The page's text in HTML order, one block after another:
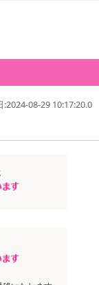
場。
モン＋アセロラ＋
ージにぴったりな
事や家事の合間の
メイド オレンジブ
はメキシコ）、
／香料、酸味料、
:2024-08-29 10:17:20.0